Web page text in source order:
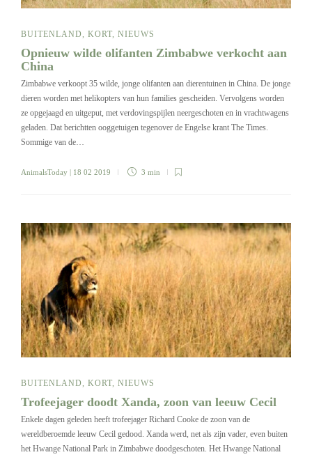
BUITENLAND, KORT, NIEUWS
Opnieuw wilde olifanten Zimbabwe verkocht aan
China
Zimbabwe verkoopt 35 wilde, jonge olifanten aan dierentuinen in China. De jonge
dieren worden met helikopters van hun families gescheiden. Vervolgens worden
ze opgejaagd en uitgeput, met verdovingspijlen neergeschoten en in vrachtwagens
geladen. Dat berichtten ooggetuigen tegenover de Engelse krant The Times.
Sommige van de…
AnimalsToday | 18 02 2019 3 min
BUITENLAND KORT NIEUWS
Trofeejager doodt Xanda, zoon van leeuw Cecil
Enkele dagen geleden heeft trofeejager Richard Cooke de zoon van de
wereldberoemde leeuw Cecil gedood. Xanda werd, net als zijn vader, even buiten
het Hwange National Park in Zimbabwe doodgeschoten. Het Hwange National